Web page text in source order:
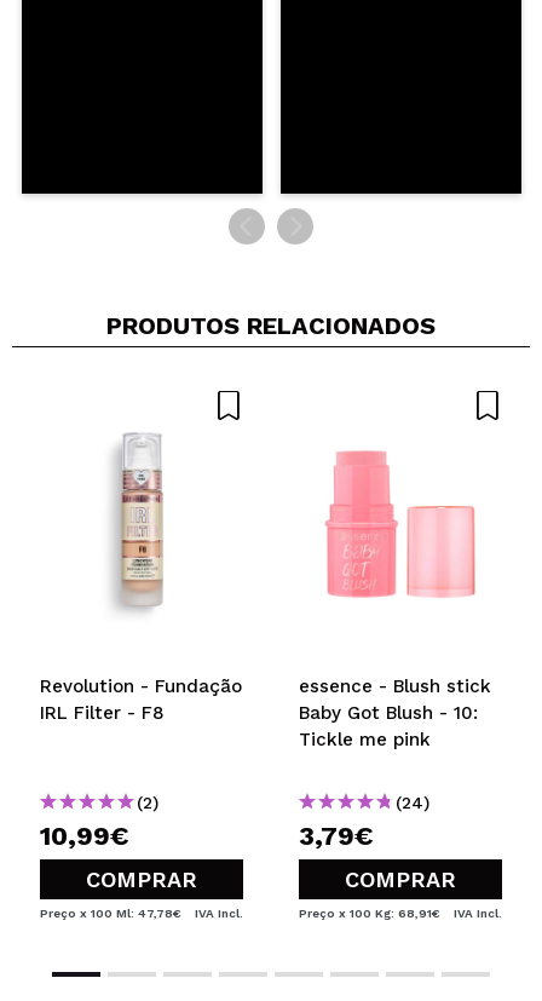
PRODUTOS RELACIONADOS
Revolution - Fundação
IRL Filter - F8
(2)
10,99€
COMPRAR
Preço x 100 Ml: 47,78€ IVA Incl.
essence - Blush stick
Baby Got Blush - 10:
Tickle me pink
(24)
3,79€
COMPRAR
Preço x 100 Kg: 68,91€ IVA Incl.